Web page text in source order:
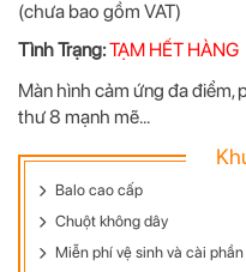
(chưa bao gồm VAT)
Tình Trạng:TẠM HẾT HÀNG
Màn hình cảm ứng đa điểm,
thư 8 mạnh mẽ...
Balo cao cấp
Chuột không dây
Miễn phí vệ sinh và cài